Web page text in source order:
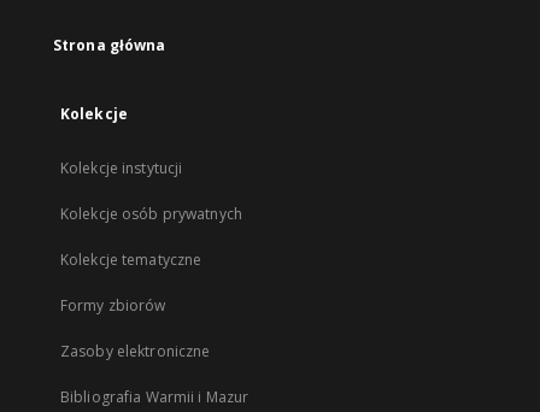
Strona główna
Kolekcje
Kolekcje instytucji
Kolekcje osób prywatnych
Kolekcje tematyczne
Formy zbiorów
Zasoby elektroniczne
Bibliografia Warmii i Mazur